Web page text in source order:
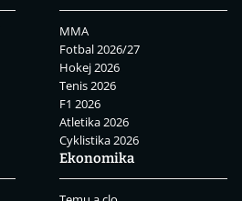
MMA
Fotbal 2026/27
Hokej 2026
Tenis 2026
F1 2026
Atletika 2026
Cyklistika 2026
Ekonomika